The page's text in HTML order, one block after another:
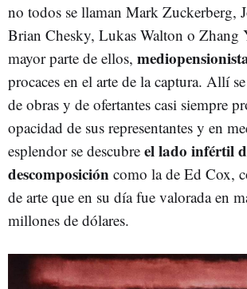
no todos se llaman Mark Zuckerberg,
Brian Chesky, Lukas Walton o
mayor parte de ellos,
procaces en el arte de la captura. Allí
de obras y de ofertantes casi siempre
opacidad de sus representantes y en
esplendor se descubre el lado infértil
descomposición como la de Ed Cox,
de arte que en su día fue valorada en
millones de dólares.